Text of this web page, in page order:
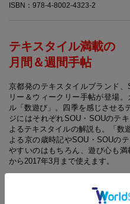
ISBN：978-4-8002-4323-2
テキスタイル満載の
月間＆週間手帖
京都発のテキスタイルブランド
リー＆ウィークリー手帖が登場
ル「数遊び」。四季を感じさせる
ジにはそれぞれSOU・SOUのテ
よるテキスタイルの解説も。「数
よる京の歳時記やSOU・SOUの
やすいのはもちろん、遊び心も
から2017年3月まで使えます。